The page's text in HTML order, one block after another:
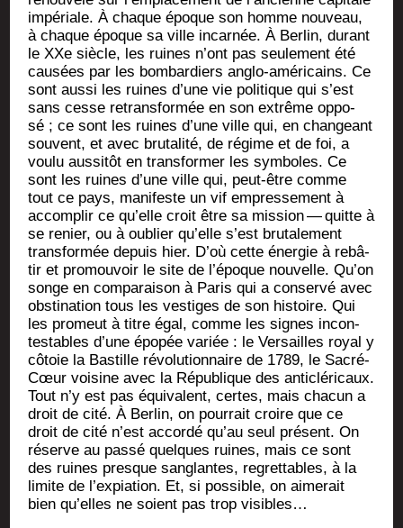
impé­riale. À chaque époque son homme nou­veau,
à chaque époque sa ville incar­née. À Ber­lin, durant
le XXe siècle, les ruines n’ont pas seule­ment été
cau­sées par les bom­bar­diers anglo-amé­ri­cains. Ce
sont aus­si les ruines d’une vie poli­tique qui s’est
sans cesse retrans­for­mée en son extrême oppo­
sé ; ce sont les ruines d’une ville qui, en chan­geant
sou­vent, et avec bru­ta­li­té, de régime et de foi, a
vou­lu aus­si­tôt en trans­for­mer les sym­boles. Ce
sont les ruines d’une ville qui, peut-être comme
tout ce pays, mani­feste un vif empres­se­ment à
accom­plir ce qu’elle croit être sa mis­sion — quitte à
se renier, ou à oublier qu’elle s’est bru­ta­le­ment
trans­for­mée depuis hier. D’où cette éner­gie à rebâ­
tir et pro­mou­voir le site de l’époque nou­velle. Qu’on
songe en com­pa­rai­son à Paris qui a conser­vé avec
obs­ti­na­tion tous les ves­tiges de son his­toire. Qui
les pro­meut à titre égal, comme les signes incon­
tes­tables d’une épo­pée variée : le Ver­sailles royal y
côtoie la Bas­tille révo­lu­tion­naire de 1789, le Sacré-
Cœur voi­sine avec la Répu­blique des anti­clé­ri­caux.
Tout n’y est pas équi­valent, certes, mais cha­cun a
droit de cité. À Ber­lin, on pour­rait croire que ce
droit de cité n’est accor­dé qu’au seul pré­sent. On
réserve au pas­sé quelques ruines, mais ce sont
des ruines presque san­glantes, regret­tables, à la
limite de l’expiation. Et, si pos­sible, on aime­rait
bien qu’elles ne soient pas trop visibles…